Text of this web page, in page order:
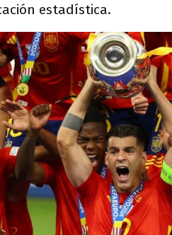
estadística.